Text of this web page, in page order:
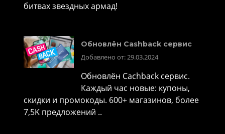
битвах звездных армад!
Обновлён Cashback сервис
Добавлено от: 29.03.2024
Обновлён Cachback сервис.
Каждый час новые: купоны,
скидки и промокоды. 600+ магазинов, более
7,5K предложений ..